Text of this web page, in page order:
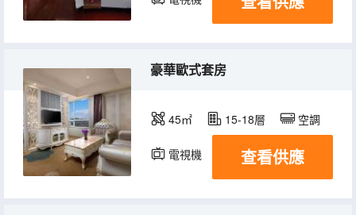
豪華歐式套房
45㎡ 15-18層 空調
電視機 查看供應